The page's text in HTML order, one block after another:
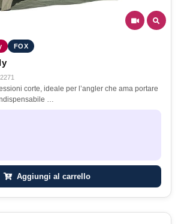
FOX
corte, ideale per l’angler che ama portare
…
Aggiungi al carrello